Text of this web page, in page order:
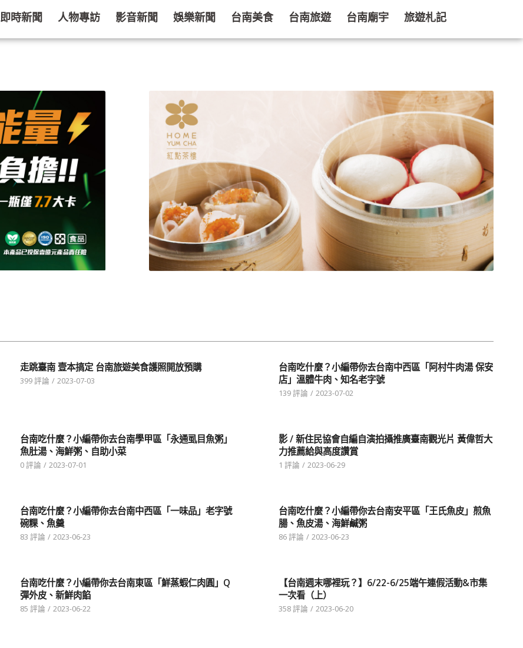
即時新聞 人物專訪 影音新聞 娛樂新聞 台南美食 台南旅遊 台南廟宇 旅遊札記
走跳臺南 壹本搞定 台南旅遊美食護照開放預購
399 評論 / 2023-07-03
台南吃什麼？小編帶你去台南中西區「阿村牛肉湯 保安
店」溫體牛肉、知名老字號
139 評論 / 2023-07-02
台南吃什麼？小編帶你去台南學甲區「永通虱目魚粥」
魚肚湯、海鮮粥、自助小菜
0 評論 / 2023-07-01
影 / 新住民協會自編自演拍攝推廣臺南觀光片 黃偉哲大
力推薦給與高度讚賞
1 評論 / 2023-06-29
台南吃什麼？小編帶你去台南中西區「一味品」老字號
碗粿、魚羹
83 評論 / 2023-06-23
台南吃什麼？小編帶你去台南安平區「王氏魚皮」煎魚
腸、魚皮湯、海鮮鹹粥
86 評論 / 2023-06-23
台南吃什麼？小編帶你去台南東區「鮮蒸蝦仁肉圓」Q
彈外皮、新鮮肉餡
85 評論 / 2023-06-22
【台南週末哪裡玩？】6/22-6/25端午連假活動&市集
一次看（上）
358 評論 / 2023-06-20